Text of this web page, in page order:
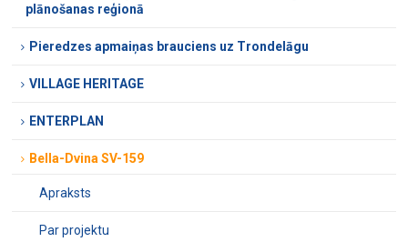
plānošanas reģionā
Pieredzes apmaiņas brauciens uz Trondelāgu
VILLAGE HERITAGE
ENTERPLAN
Bella-Dvina SV-159
Apraksts
Par projektu